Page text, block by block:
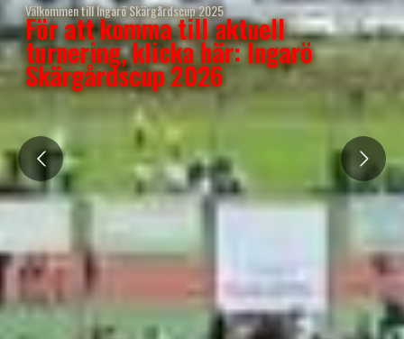
Välkommen till Ingarö Skärgårdscup 2025
För att komma till aktuell
turnering, klicka här: Ingarö
Skärgårdscup 2026